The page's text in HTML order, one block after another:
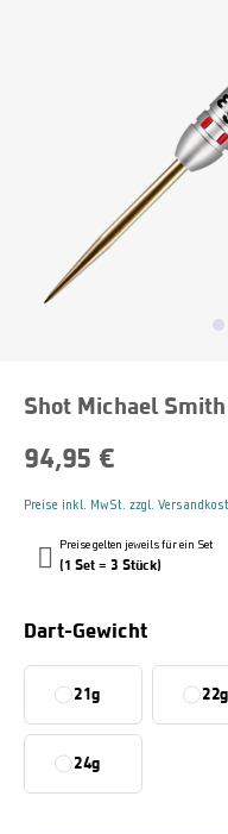
Shot Michael
94,95 €
Preise inkl. MwSt. zzgl.
Preise gelten jeweils für ein Set
(1 Set = 3 Stück)
Dart-Gewicht
21g 22g
24g